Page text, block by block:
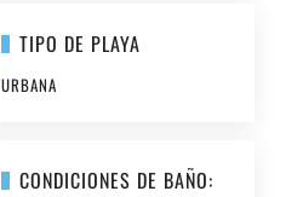
TIPO DE PLAYA
URBANA
CONDICIONES DE BAÑO: